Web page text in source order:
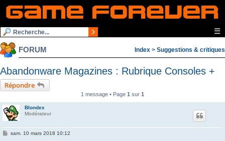
☰
FORUM Index > Suggestions & critiques
Abandonware Magazines : Rubrique Consoles +
Répondre
1 message • Page 1 sur 1
Blondex
Modérateur
Msam. 10 mars 2018 10:12